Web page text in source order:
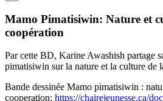
Mamo Pimatisiwin: Nature et
coopération
Par cette BD, Karine Awashish partage
pimatisiwin sur la nature et la culture de
Bande dessinée Mamo pimatisiwin :
cooperation: https://chairejeunesse.ca/